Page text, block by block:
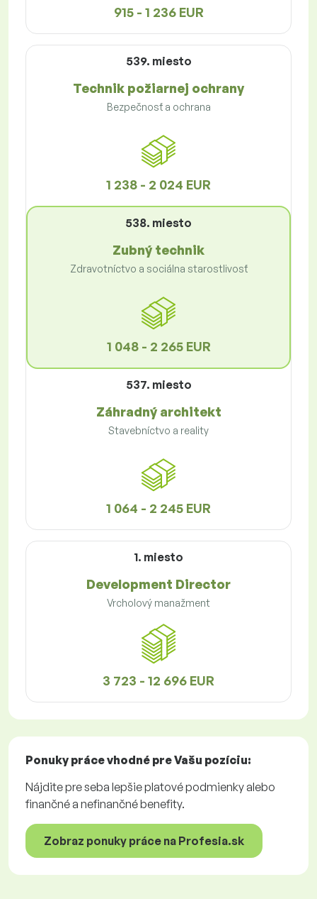
915 - 1 236 EUR
539. miesto
Technik požiarnej ochrany
Bezpečnosť a ochrana
1 238 - 2 024 EUR
538. miesto
Zubný technik
Zdravotníctvo a sociálna starostlivosť
1 048 - 2 265 EUR
537. miesto
Záhradný architekt
Stavebníctvo a reality
1 064 - 2 245 EUR
1. miesto
Development Director
Vrcholový manažment
3 723 - 12 696 EUR
Ponuky prácevhodné pre Vašu pozíciu:
Nájdite pre seba lepšie platové podmienky alebo
finančné a nefinančné benefity.
Zobraz ponuky práce na Profesia.sk